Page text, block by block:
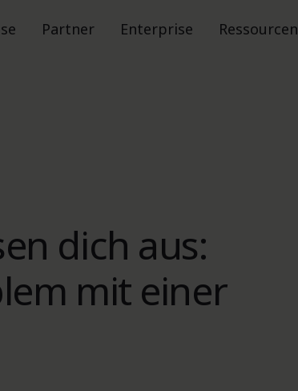
Partner Enterprise Ressourcen
dich aus:
mit einer